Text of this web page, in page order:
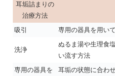
耳垢詰まりの
治療方法
吸引 専用の器具を用い
洗浄
ぬるま湯や生理食
い流す方法
専用の器具を
耳垢の状態に合わ